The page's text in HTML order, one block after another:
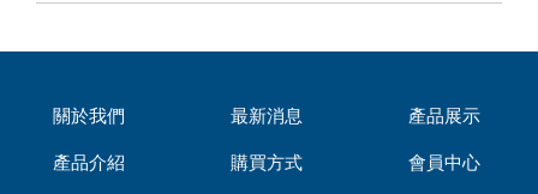
關於我們 最新消息 產品展示
產品介紹 購買方式 會員中心